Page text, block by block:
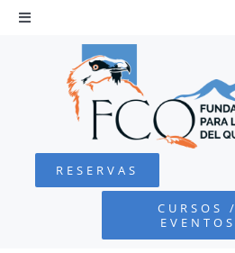
Saltar
Toggle
Navigation
QUEBRANTAHUESOS
FUNDACIÓN
RESERVAS
CURSOS /
EVENTOS